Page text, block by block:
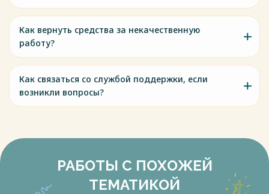
Как вернуть средства за некачественную
работу?
Как связаться со службой поддержки, если
возникли вопросы?
РАБОТЫ С ПОХОЖЕЙ
ТЕМАТИКОЙ